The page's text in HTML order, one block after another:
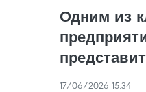
Одним из
17/06/2026 15:34